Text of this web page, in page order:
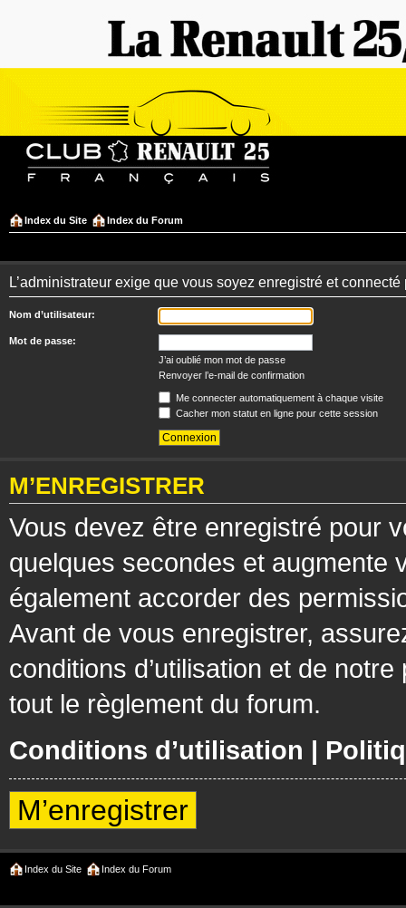
Index du Site Index du Forum
L’administrateur exige que vous soyez enregistré et
Nom d’utilisateur:
Mot de passe:
J’ai oublié mon mot de passe
Renvoyer l’e-mail de confirmation
Me connecter automatiquement à chaque visite
Cacher mon statut en ligne pour cette session
M’ENREGISTRER
Vous devez être enregistré pour
quelques secondes et augmente
également accorder des
Avant de vous enregistrer,
conditions d’utilisation et de
tout le règlement du forum.
Conditions d’utilisation |
M’enregistrer
Index du Site Index du Forum